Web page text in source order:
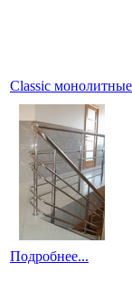
Classic монолитные
Подробнее...